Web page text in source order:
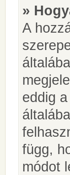
»
A
eddig
függ,
módot